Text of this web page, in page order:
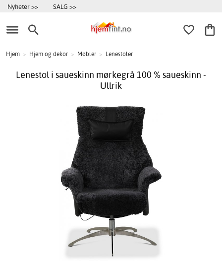
Nyheter >> SALG >>
Hjem > Hjem og dekor > Møbler > Lenestoler
Lenestol i saueskinn mørkegrå 100 % saueskinn -
Ullrik